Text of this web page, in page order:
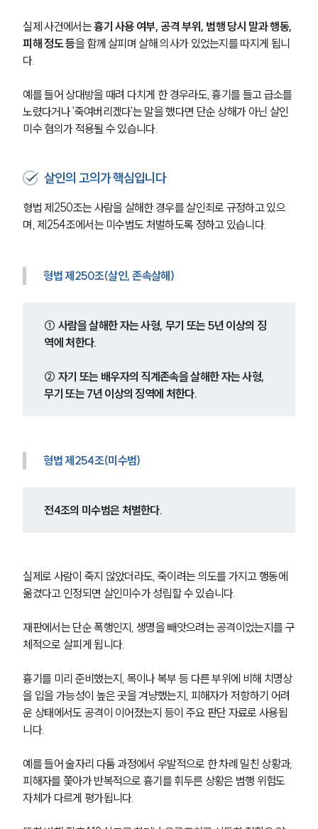
실제 사건에서는 흉기 사용 여부, 공격 부위, 범행 당시 말과 행동,
피해 정도 등을 함께 살피며 살해 의사가 있었는지를 따지게 됩니
다.
예를 들어 상대방을 때려 다치게 한 경우라도, 흉기를 들고 급소를
노렸다거나 '죽여버리겠다'는 말을 했다면 단순 상해가 아닌 살인
미수 혐의가 적용될 수 있습니다.
살인의 고의가 핵심입니다
형법 제250조는 사람을 살해한 경우를 살인죄로 규정하고 있으
며, 제254조에서는 미수범도 처벌하도록 정하고 있습니다.
형법 제250조(살인, 존속살해)
① 사람을 살해한 자는 사형, 무기 또는 5년 이상의 징
역에 처한다.
② 자기 또는 배우자의 직계존속을 살해한 자는 사형,
무기 또는 7년 이상의 징역에 처한다.
형법 제254조(미수범)
전4조의 미수범은 처벌한다.
실제로 사람이 죽지 않았더라도, 죽이려는 의도를 가지고 행동에
옮겼다고 인정되면 살인미수가 성립할 수 있습니다.
재판에서는 단순 폭행인지, 생명을 빼앗으려는 공격이었는지를 구
체적으로 살피게 됩니다.
흉기를 미리 준비했는지, 목이나 복부 등 다른 부위에 비해 치명상
을 입을 가능성이 높은 곳을 겨냥했는지, 피해자가 저항하기 어려
운 상태에서도 공격이 이어졌는지 등이 주요 판단 자료로 사용됩
니다.
예를 들어 술자리 다툼 과정에서 우발적으로 한 차례 밀친 상황과,
피해자를 쫓아가 반복적으로 흉기를 휘두른 상황은 범행 위험도
자체가 다르게 평가됩니다.